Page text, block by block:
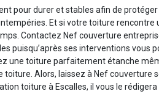
pour durer et stables afin de
Et si votre toiture rencontre
Contactez Nef couverture
puisqu’après ses interventions vous
une toiture parfaitement étanche
toiture. Alors, laissez à Nef couverture
toiture à Escalles, il vous le